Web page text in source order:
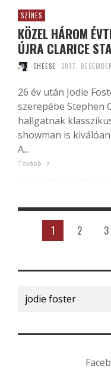
SZÍNES
KÖZEL HÁROM
ÚJRA CLARICE
CHEESE 2017.
26 év után Jodie
szerepébe Stephen
hallgatnak
showman is
A...
Tovább
1 2 3
Search
for: